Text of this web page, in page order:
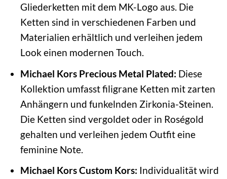
Gliederketten mit dem MK-Logo aus. Die
Ketten sind in verschiedenen Farben und
Materialien erhältlich und verleihen jedem
Look einen modernen Touch.
Michael Kors Precious Metal Plated: Diese
Kollektion umfasst filigrane Ketten mit zarten
Anhängern und funkelnden Zirkonia-Steinen.
Die Ketten sind vergoldet oder in Roségold
gehalten und verleihen jedem Outfit eine
feminine Note.
Michael Kors Custom Kors: Individualität wird